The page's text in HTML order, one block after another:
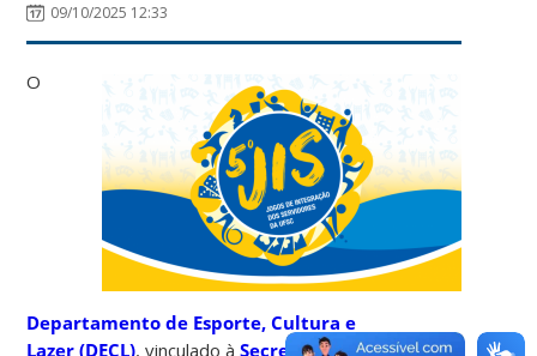
09/10/2025 12:33
O
Departamento de Esporte, Cultura e
Lazer (DECL), vinculado àSecretaria de Cultura,